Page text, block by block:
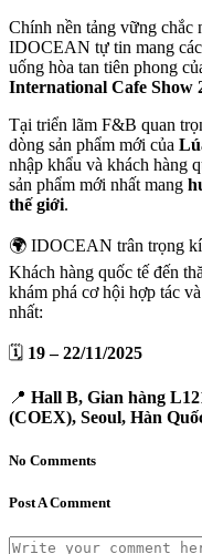
Chính nền tảng vững chắc
IDOCEAN tự tin mang các
uống hòa tan tiên phong
International Cafe Show
Tại triển lãm F&B quan
dòng sản phẩm mới của
nhập khẩu và khách hàng
sản phẩm mới nhất mang
thế giới.
🌍 IDOCEAN trân trọng
Khách hàng quốc tế đến
khám phá cơ hội hợp tác
nhất:
🗓️ 19 – 22/11/2025
📍 Hall B, Gian hàng
(COEX), Seoul, Hàn
No Comments
Post A Comment